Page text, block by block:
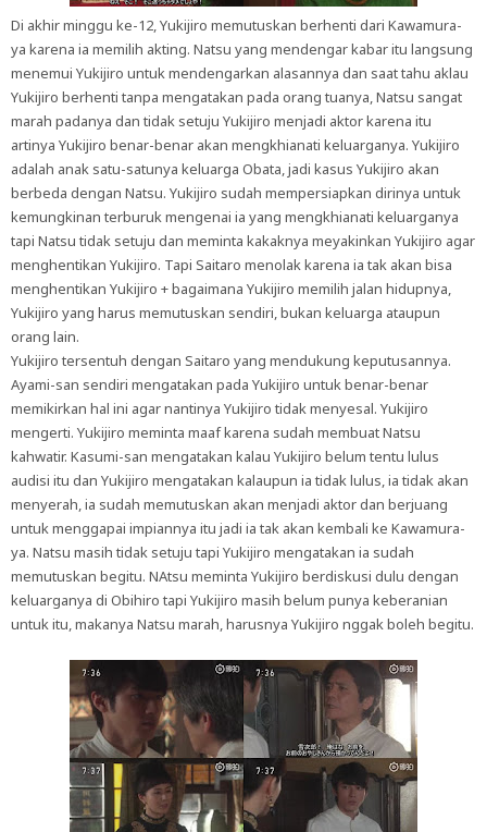
Di akhir minggu ke-12, Yukijiro memutuskan berhenti dari Kawamura-
ya karena ia memilih akting. Natsu yang mendengar kabar itu langsung
menemui Yukijiro untuk mendengarkan alasannya dan saat tahu aklau
Yukijiro berhenti tanpa mengatakan pada orang tuanya, Natsu sangat
marah padanya dan tidak setuju Yukijiro menjadi aktor karena itu
artinya Yukijiro benar-benar akan mengkhianati keluarganya. Yukijiro
adalah anak satu-satunya keluarga Obata, jadi kasus Yukijiro akan
berbeda dengan Natsu. Yukijiro sudah mempersiapkan dirinya untuk
kemungkinan terburuk mengenai ia yang mengkhianati keluarganya
tapi Natsu tidak setuju dan meminta kakaknya meyakinkan Yukijiro agar
menghentikan Yukijiro. Tapi Saitaro menolak karena ia tak akan bisa
menghentikan Yukijiro + bagaimana Yukijiro memilih jalan hidupnya,
Yukijiro yang harus memutuskan sendiri, bukan keluarga ataupun
orang lain.
Yukijiro tersentuh dengan Saitaro yang mendukung keputusannya.
Ayami-san sendiri mengatakan pada Yukijiro untuk benar-benar
memikirkan hal ini agar nantinya Yukijiro tidak menyesal. Yukijiro
mengerti. Yukijiro meminta maaf karena sudah membuat Natsu
kahwatir. Kasumi-san mengatakan kalau Yukijiro belum tentu lulus
audisi itu dan Yukijiro mengatakan kalaupun ia tidak lulus, ia tidak akan
menyerah, ia sudah memutuskan akan menjadi aktor dan berjuang
untuk menggapai impiannya itu jadi ia tak akan kembali ke Kawamura-
ya. Natsu masih tidak setuju tapi Yukijiro mengatakan ia sudah
memutuskan begitu. NAtsu meminta Yukijiro berdiskusi dulu dengan
keluarganya di Obihiro tapi Yukijiro masih belum punya keberanian
untuk itu, makanya Natsu marah, harusnya Yukijiro nggak boleh begitu.